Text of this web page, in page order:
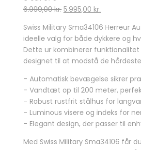
6.999,00kr. Den
pris
var:
6.999,00 kr..
5.995,00 kr.
pris
er:
5.995,00 kr..
Swiss Military Sma34106 Herreur
ideelle valg for både dykkere og
Dette ur kombinerer
designet til at modstå de
– Automatisk bevægelse sikrer
– Vandtæt op til 200 meter,
– Robust rustfrit stålhus for
– Luminous visere og indeks for
– Elegant design, der passer til
Med Swiss Military Sma34106 får